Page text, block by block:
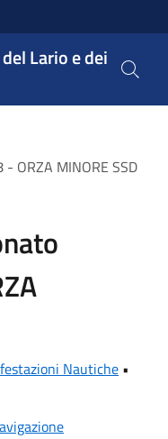
Lario e dei
ORZA MINORE SSD
Nautiche •